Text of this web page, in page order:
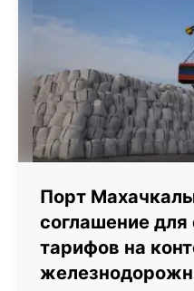
Порт
соглашение
тарифов на